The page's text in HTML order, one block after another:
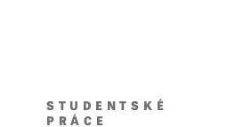
STUDENTSKÉ
PRÁCE